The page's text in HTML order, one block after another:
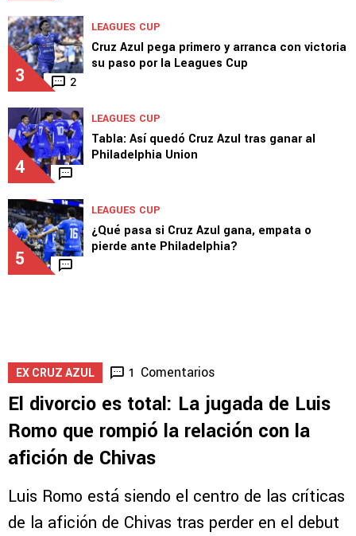
3 2
LEAGUES CUP
Cruz Azul pega primero y arranca con victoria
su paso por la Leagues Cup
4
LEAGUES CUP
Tabla: Así quedó Cruz Azul tras ganar al
Philadelphia Union
5
LEAGUES CUP
¿Qué pasa si Cruz Azul gana, empata o
pierde ante Philadelphia?
EX CRUZ AZUL 1 Comentarios
El divorcio es total: La jugada de Luis
Romo que rompió la relación con la
afición de Chivas
Luis Romo está siendo el centro de las críticas
de la afición de Chivas tras perder en el debut